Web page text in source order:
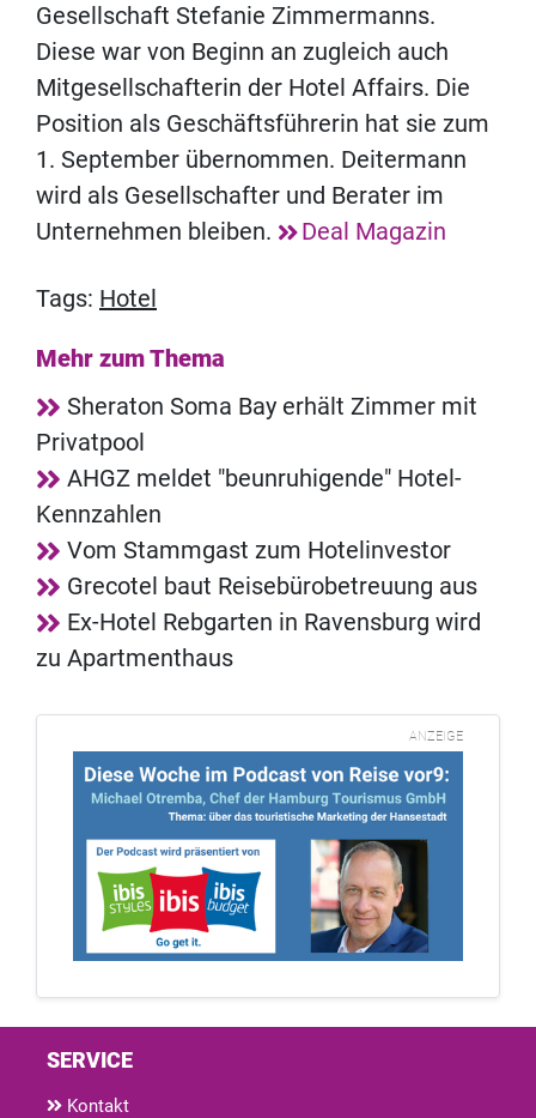
Gesellschaft Stefanie Zimmermanns.
Diese war von Beginn an zugleich auch
Mitgesellschafterin der Hotel Affairs. Die
Position als Geschäftsführerin hat sie zum
1. September übernommen. Deitermann
wird als Gesellschafter und Berater im
Unternehmen bleiben.
Deal Magazin
Tags: Hotel
Mehr zum Thema
Sheraton Soma Bay erhält Zimmer mit
Privatpool
AHGZ meldet "beunruhigende" Hotel-
Kennzahlen
Vom Stammgast zum Hotelinvestor
Grecotel baut Reisebürobetreuung aus
Ex-Hotel Rebgarten in Ravensburg wird
zu Apartmenthaus
ANZEIGE
SERVICE
Kontakt